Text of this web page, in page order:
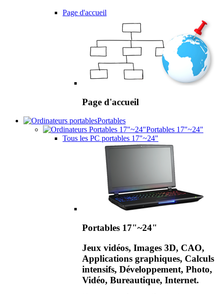
Page d'accueil
Page d'accueil
Portables
Portables 17"~24"
Tous les PC portables 17"~24"
Portables 17"~24"
Jeux vidéos, Images 3D, CAO,
Applications graphiques, Calculs
intensifs, Développement, Photo,
Vidéo, Bureautique, Internet.